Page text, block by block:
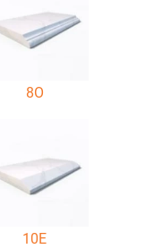
8O
10E